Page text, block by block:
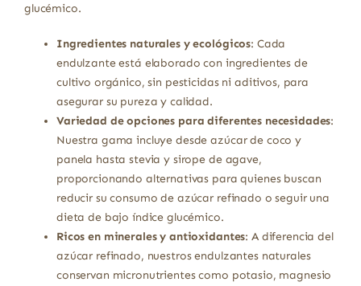
glucémico.
Ingredientes naturales y ecológicos: Cada
endulzante está elaborado con ingredientes de
cultivo orgánico, sin pesticidas ni aditivos, para
asegurar su pureza y calidad.
Variedad de opciones para diferentes necesidades:
Nuestra gama incluye desde azúcar de coco y
panela hasta stevia y sirope de agave,
proporcionando alternativas para quienes buscan
reducir su consumo de azúcar refinado o seguir una
dieta de bajo índice glucémico.
Ricos en minerales y antioxidantes: A diferencia del
azúcar refinado, nuestros endulzantes naturales
conservan micronutrientes como potasio, magnesio